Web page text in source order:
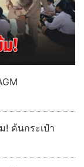
Next
! ค้นกระเป๋า